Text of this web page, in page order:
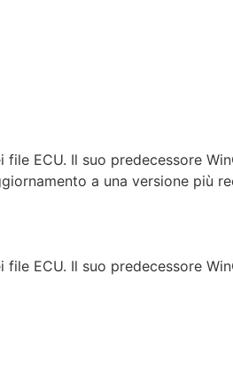
ECU. Il suo predecessore
a una versione più
ECU. Il suo predecessore